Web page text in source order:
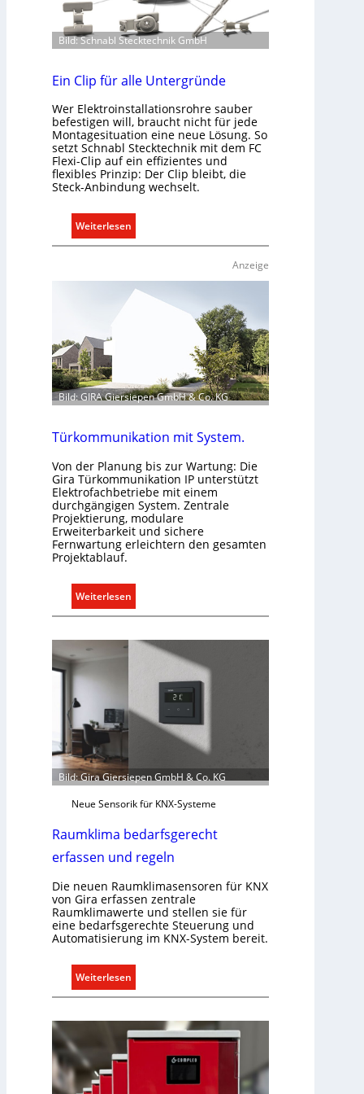
Bild: Schnabl Stecktechnik GmbH
Ein Clip für alle Untergründe
Wer Elektroinstallationsrohre sauber
befestigen will, braucht nicht für jede
Montagesituation eine neue Lösung. So
setzt Schnabl Stecktechnik mit dem FC
Flexi-Clip auf ein effizientes und
flexibles Prinzip: Der Clip bleibt, die
Steck-Anbindung wechselt.
Weiterlesen
E
C
r
l
e
U
n
t
e
r
r
n
Anzeige
Bild: GIRA Giersiepen GmbH & Co. KG
Türkommunikation mit System.
Von der Planung bis zur Wartung: Die
Gira Türkommunikation IP unterstützt
Elektrofachbetriebe mit einem
durchgängigen System. Zentrale
Projektierung, modulare
Erweiterbarkeit und sichere
Fernwartung erleichtern den gesamten
Projektablauf.
Weiterlesen
T
m
i
k
a
i
o
m
i
t
S
t
m
.
Bild: Gira Giersiepen GmbH & Co. KG
Neue Sensorik für KNX-Systeme
Raumklima bedarfsgerecht
erfassen und regeln
Die neuen Raumklimasensoren für KNX
von Gira erfassen zentrale
Raumklimawerte und stellen sie für
eine bedarfsgerechte Steuerung und
Automatisierung im KNX-System bereit.
Weiterlesen
R
u
m